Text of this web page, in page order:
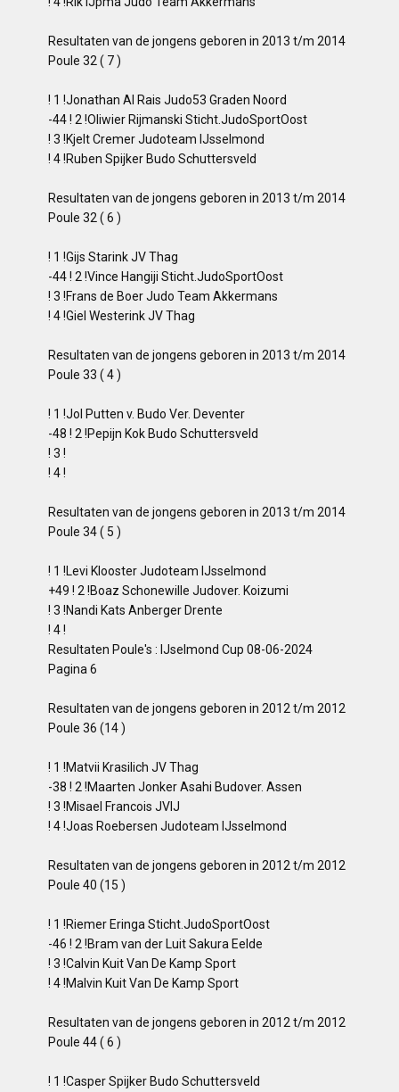
Resultaten van de jongens geboren in 2013 t/m 2014
Poule 32 ( 7 )
! 1 !Jonathan Al Rais Judo53 Graden Noord
-44 ! 2 !Oliwier Rijmanski Sticht.JudoSportOost
! 3 !Kjelt Cremer Judoteam IJsselmond
! 4 !Ruben Spijker Budo Schuttersveld
Resultaten van de jongens geboren in 2013 t/m 2014
Poule 32 ( 6 )
! 1 !Gijs Starink JV Thag
-44 ! 2 !Vince Hangiji Sticht.JudoSportOost
! 3 !Frans de Boer Judo Team Akkermans
! 4 !Giel Westerink JV Thag
Resultaten van de jongens geboren in 2013 t/m 2014
Poule 33 ( 4 )
! 1 !Jol Putten v. Budo Ver. Deventer
-48 ! 2 !Pepijn Kok Budo Schuttersveld
! 3 !
! 4 !
Resultaten van de jongens geboren in 2013 t/m 2014
Poule 34 ( 5 )
! 1 !Levi Klooster Judoteam IJsselmond
+49 ! 2 !Boaz Schonewille Judover. Koizumi
! 3 !Nandi Kats Anberger Drente
! 4 !
Resultaten Poule's : IJselmond Cup 08-06-2024
Pagina 6
Resultaten van de jongens geboren in 2012 t/m 2012
Poule 36 (14 )
! 1 !Matvii Krasilich JV Thag
-38 ! 2 !Maarten Jonker Asahi Budover. Assen
! 3 !Misael Francois JVIJ
! 4 !Joas Roebersen Judoteam IJsselmond
Resultaten van de jongens geboren in 2012 t/m 2012
Poule 40 (15 )
! 1 !Riemer Eringa Sticht.JudoSportOost
-46 ! 2 !Bram van der Luit Sakura Eelde
! 3 !Calvin Kuit Van De Kamp Sport
! 4 !Malvin Kuit Van De Kamp Sport
Resultaten van de jongens geboren in 2012 t/m 2012
Poule 44 ( 6 )
! 1 !Casper Spijker Budo Schuttersveld